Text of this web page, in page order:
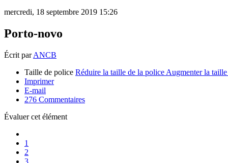
mercredi, 18 septembre 2019 15:26
Porto-novo
Écrit parANCB
Taille de police Réduire la taille de la police Augmenter la
Imprimer
E-mail
276 Commentaires
Évaluer cet élément
1
2
3